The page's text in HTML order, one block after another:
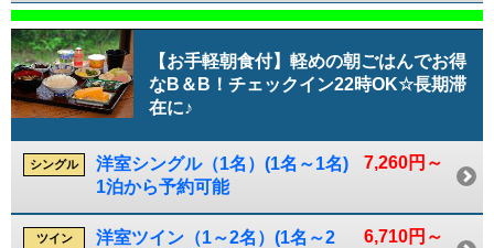
【お手軽朝食付】軽めの朝ごはんでお得
なB＆B！チェックイン22時OK☆長期滞
在に♪
7,260円～
シングル
洋室シングル（1名）(1名～1名)
1泊から予約可能
6,710円～
ツイン
洋室ツイン（1～2名）(1名～2